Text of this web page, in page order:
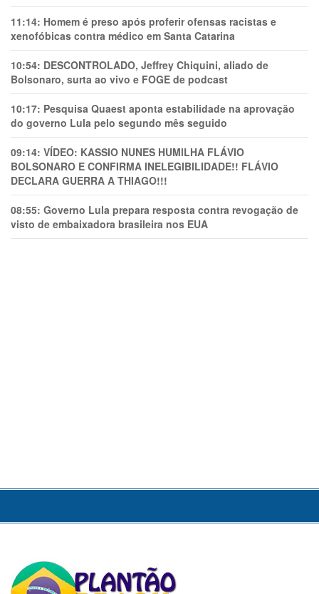
11:14: Homem é preso após proferir ofensas racistas e
xenofóbicas contra médico em Santa Catarina
10:54: DESCONTROLADO, Jeffrey Chiquini, aliado de
Bolsonaro, surta ao vivo e FOGE de podcast
10:17: Pesquisa Quaest aponta estabilidade na aprovação
do governo Lula pelo segundo mês seguido
09:14: VÍDEO: KASSIO NUNES HUMlLHA FLÁVIO
BOLSONARO E CONFIRMA INELEGIBILIDADE!! FLÁVIO
DECLARA GUERRA A THIAGO!!!
08:55: Governo Lula prepara resposta contra revogação de
visto de embaixadora brasileira nos EUA